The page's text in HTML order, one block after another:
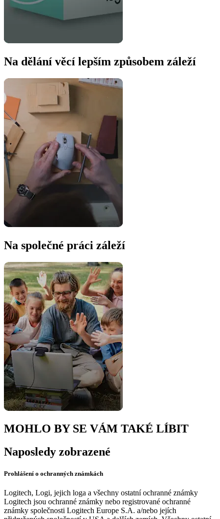
Na dělání věcí lepším způsobem záleží
Na společné práci záleží
MOHLO BY SE VÁM TAKÉ LÍBIT
Naposledy zobrazené
Prohlášení o ochranných známkách
Logitech, Logi, jejich loga a všechny ostatní ochranné známky
Logitech jsou ochranné známky nebo registrované ochranné
známky společnosti Logitech Europe S.A. a/nebo jejích